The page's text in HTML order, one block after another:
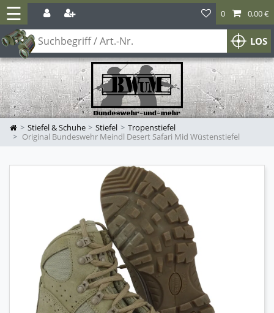
☰
LOS
0 0,00 €
Stiefel & Schuhe Stiefel
Tropenstiefel
Original Bundeswehr Meindl Desert Safari Mid Wüstenstiefel